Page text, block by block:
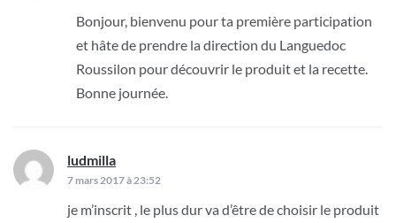
Bonjour, bienvenu pour ta première participation
et hâte de prendre la direction du Languedoc
Roussilon pour découvrir le produit et la recette.
Bonne journée.
ludmilla
7 mars 2017 à 23:52
je m’inscrit , le plus dur va d’être de choisir le produit